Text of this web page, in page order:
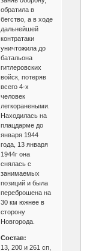
обратила в
бегство, а в ходе
дальнейшей
контратаки
уничтожила до
батальона
гитлеровских
войск, потеряв
всего 4-х
человек
легкоранеными.
Находилась на
плацдарме до
января 1944
года, 13 января
1944г она
снялась с
занимаемых
позиций и была
переброшена на
30 км южнее в
сторону
Новгорода.
Состав:
13, 200 и 261 сп,